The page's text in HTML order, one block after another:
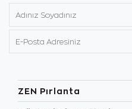
ZEN Pırlanta